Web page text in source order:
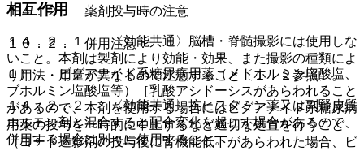
１４．２． 薬剤投与時の注意
１４．２．１． 〈効能共通〉脳槽・脊髄撮影には使用しな
いこと。本剤は製剤により効能・効果、また撮影の種類によ
り用法・用量が異なるので注意すること〔１．２参照〕。
１４．２．２． 〈効能共通〉抗ヒスタミン薬又は副腎皮質
ホルモン剤と混合すると配合変化を起こす場合があるので、
併用する場合は別々に使用すること。
相互作用
１０．２． 併用注意：
１）． ビグアナイド系糖尿病用薬（メトホルミン塩酸塩、
ブホルミン塩酸塩等）［乳酸アシドーシスがあらわれること
があるので、本剤を使用する場合にはビグアナイド系糖尿病
用薬の投与を一時的に中止するなど適切な処置を行うこと
（ヨード造影剤の投与後に腎機能低下があらわれた場合、ビ